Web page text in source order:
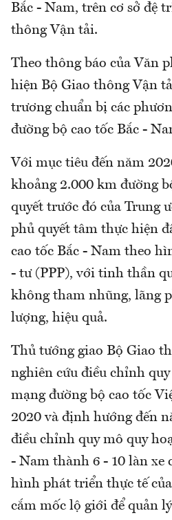
Bắc - Nam, trên cơ sở đệ
thông Vận tải.
Theo thông báo của Văn
hiện Bộ Giao thông Vận
trương chuẩn bị các
đường bộ cao tốc Bắc -
Với mục tiêu đến năm
khoảng 2.000 km đường
quyết trước đó của Trung
phủ quyết tâm thực hiện
cao tốc Bắc - Nam theo
- tư (PPP), với tinh thần
không tham nhũng, lãng
lượng, hiệu quả.
Thủ tướng giao Bộ Giao
nghiên cứu điều chỉnh
mạng đường bộ cao tốc
2020 và định hướng đến
điều chỉnh quy mô quy
- Nam thành 6 - 10 làn
hình phát triển thực tế
cắm mốc lộ giới để quản